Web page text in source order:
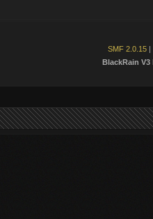
SMF 2.0.15
BlackRain V3